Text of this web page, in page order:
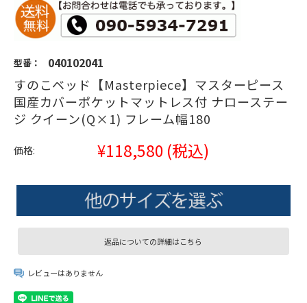
型番： 040102041
すのこベッド【Masterpiece】マスターピース
国産カバーポケットマットレス付 ナローステー
ジ クイーン(Q×1) フレーム幅180
価格: ¥118,580 (税込)
返品についての詳細はこちら
レビューはありません